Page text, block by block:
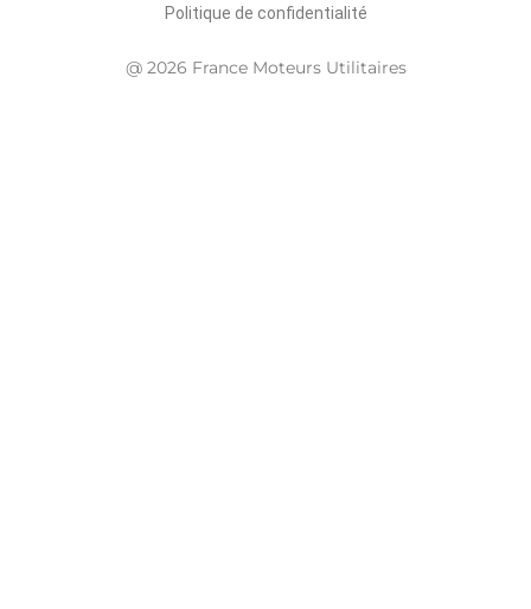
Politique de confidentialité
@ 2026 France Moteurs Utilitaires